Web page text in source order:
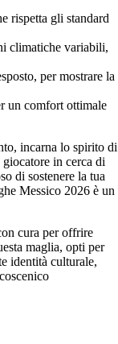
rispetta gli standard
climatiche variabili,
per mostrare la
un comfort ottimale
incarna lo spirito di
in cerca di
di sostenere la tua
Messico 2026 è un
cura per offrire
maglia, opti per
identità culturale,